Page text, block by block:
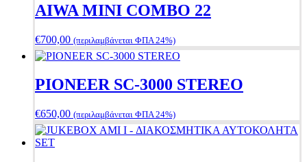
AIWA MINI COMBO 22
€700,00 (περιλαμβάνεται ΦΠΑ 24%)
PIONEER SC-3000 STEREO
€650,00 (περιλαμβάνεται ΦΠΑ 24%)